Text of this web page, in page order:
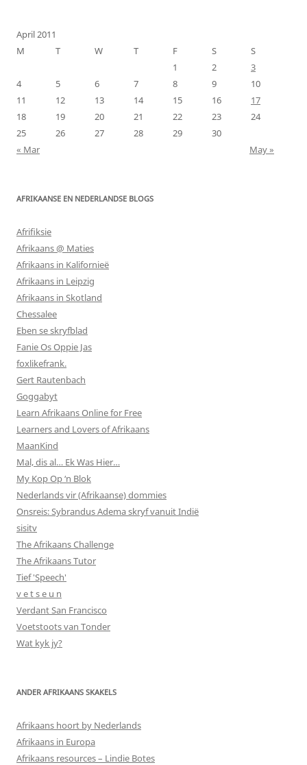
April 2011
M
T W T F S
S
1
2
3
4
5 6 7 8 9
10
11
12 13 14 15 16
17
18
19 20 21 22 23
24
25
26 27 28 29
30
« Mar
May »
AFRIKAANSE EN NEDERLANDSE BLOGS
Afrifiksie
Afrikaans @ Maties
Afrikaans in Kalifornieë
Afrikaans in Leipzig
Afrikaans in Skotland
Chessalee
Eben se skryfblad
Fanie Os Oppie Jas
foxlikefrank.
Gert Rautenbach
Goggabyt
Learn Afrikaans Online for Free
Learners and Lovers of Afrikaans
MaanKind
Mal, dis al… Ek Was Hier…
My Kop Op ‘n Blok
Nederlands vir (Afrikaanse) dommies
Onsreis: Sybrandus Adema skryf vanuit Indië
sisitv
The Afrikaans Challenge
The Afrikaans Tutor
Tief 'Speech'
v e t s e u n
Verdant San Francisco
Voetstoots van Tonder
Wat kyk jy?
ANDER AFRIKAANS SKAKELS
Afrikaans hoort by Nederlands
Afrikaans in Europa
Afrikaans resources – Lindie Botes